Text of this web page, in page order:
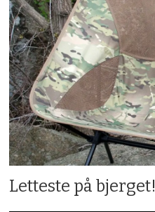
Letteste på bjerget!